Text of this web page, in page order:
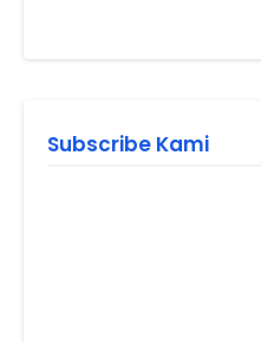
Subscribe Kami